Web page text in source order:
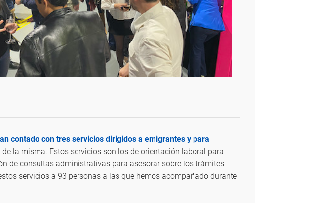
contado con tres servicios dirigidos a emigrantes y para
la misma. Estos servicios son los de orientación laboral para
de consultas administrativas para asesorar sobre los trámites
servicios a 93 personas a las que hemos acompañado durante